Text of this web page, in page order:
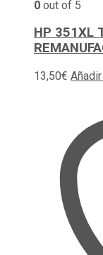
0 out of 5
HP 351XL
13,50€